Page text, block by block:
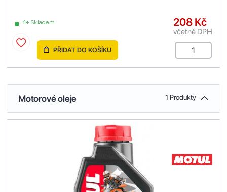
4+ Skladem 208 Kč
včetně DPH
PŘIDAT DO KOŠÍKU
Motorové oleje 1 Produkty